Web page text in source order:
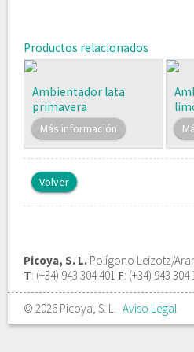
Productos relacionados
Ambientador lata
primavera
Más información
Volver
Picoya, S. L. Polígono Leizotz/
T: (+34) 943 304 401 F: (+34) 943 304
© 2026 Picoya, S. L. Aviso Legal